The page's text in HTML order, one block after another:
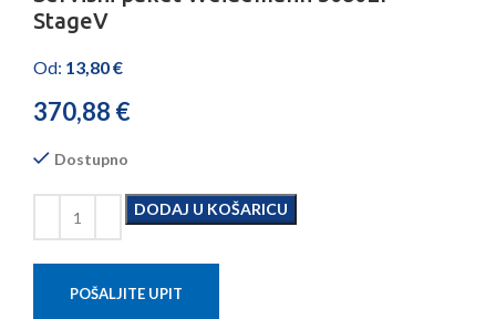
StageV
Od: 13,80€
370,88 €
Dostupno
DODAJ U KOŠARICU
POŠALJITE UPIT